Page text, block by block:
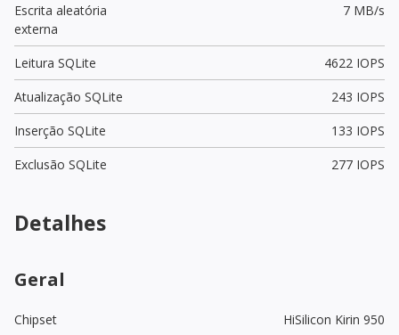
Escrita aleatória
externa
7 MB/s
Leitura SQLite
4622 IOPS
Atualização SQLite
243 IOPS
Inserção SQLite
133 IOPS
Exclusão SQLite
277 IOPS
Detalhes
Geral
Chipset
HiSilicon Kirin 950